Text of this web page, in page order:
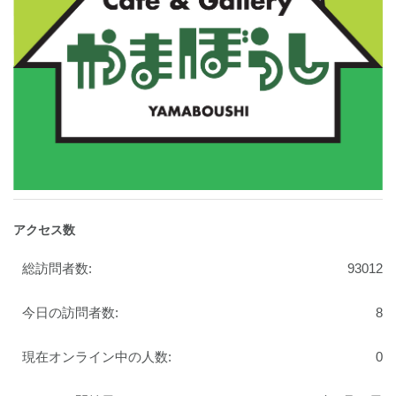
アクセス数
93012
総訪問者数:
8
今日の訪問者数:
0
現在オンライン中の人数: